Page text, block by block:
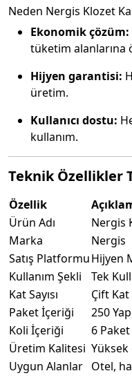
Neden Nergis Klozet
Ekonomik çözüm:
tüketim alanlarına
Hijyen garantisi:
üretim.
Kullanıcı dostu:
kullanım.
Teknik Özellikler
Özellik
Ürün Adı
Nergis
Marka
Nergis
Satış PlatformuHijyen
Kullanım Şekli
Tek
Kat Sayısı
Çift Kat
Paket İçeriği
250
Koli İçeriği
6
Üretim Kalitesi Yüksek
Uygun Alanlar Otel,